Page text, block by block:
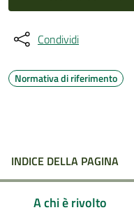
Condividi
Normativa di riferimento
INDICE DELLA PAGINA
A chi è rivolto